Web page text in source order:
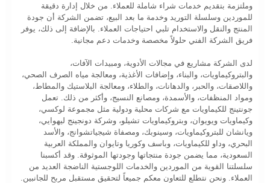
وملتزمة بتقديم خدمات شراء شاملة للعملاء. من خلال إدارة دقيقة
للموردين وسلسلة التوريد وخدمة ما بعد البيع، تضمن الشركة أن جودة
المنتج والنقل والاستخدام تلبي احتياجات العملاء. بالإضافة إلى ذلك، يوفر
فريق الشركة الفني حلولاً مخصصة وخدمات دعم مجانية.
لدى الشركة مشاريع في مجالات الأدوية، ومبيدات الآفات،
والبتروكيماويات، والبناء، وإضافات الأغذية، ومعالجة مياه الصرف الصحي،
واللاصقات، والحبر، والدهانات، والطلاء، ومعالجة البلاستيك والمطاط،
ومواد المنظفات، والأسمدة، ومصانع النسيج، وأكثر من ذلك. تعمل
جونتينج للكيماويات مع شركات محلية ودولية مثل مجموعة لوكسي،
وكيماويات ويويوان، وبتروكيماويات تشيلو، وشركة دونجينج ليهوايي،
ويانشان للبتروكيماويات، وسينوبك، ومصفاة شيجياتشوانج، والأسد
البحري، وداو للكيماويات، وباسف وكوريا وتايوان والمملكة العربية
السعودية، مما يضمن جودة منتجاتها وجودتها الموثوقة. وقد أكسبنا
سلسلتنا القوية من الموردين والخدمات اللوجستية الناضجة العديد من
العملاء. ونحن نتطلع للتعاون معكم جميعاً لتحقيق مستقبل مربح للجانبين.